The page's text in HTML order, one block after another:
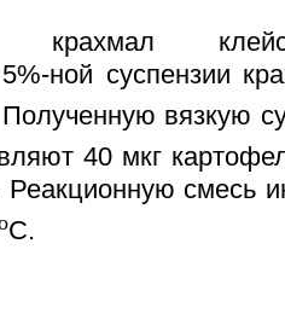
крахмал
ной суспензии
вязкую
40 мкг
Реакционную смесь
С.